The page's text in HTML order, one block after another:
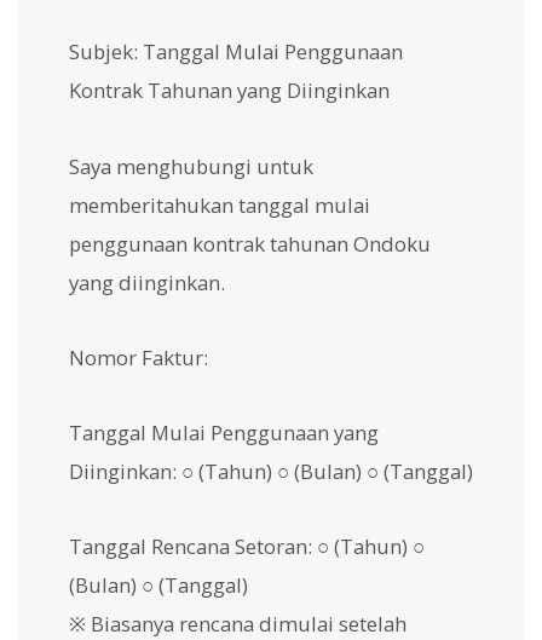
Subjek: Tanggal Mulai Penggunaan
Kontrak Tahunan yang Diinginkan
Saya menghubungi untuk
memberitahukan tanggal mulai
penggunaan kontrak tahunan Ondoku
yang diinginkan.
Nomor Faktur:
Tanggal Mulai Penggunaan yang
Diinginkan: ○ (Tahun) ○ (Bulan) ○ (Tanggal)
Tanggal Rencana Setoran: ○ (Tahun) ○
(Bulan) ○ (Tanggal)
※ Biasanya rencana dimulai setelah